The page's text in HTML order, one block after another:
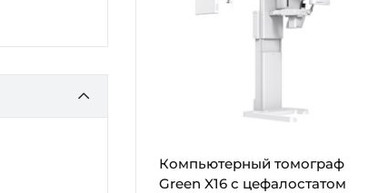
Компьютерный томограф
Green X16 с цефалостатом